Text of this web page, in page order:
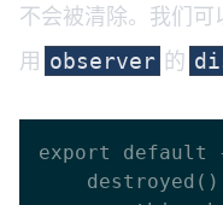
不会被清除。我们可
用 observer 的
export default